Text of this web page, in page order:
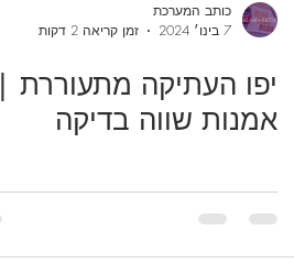
כותב המערכת
7 בינו׳ 2024
זמן קריאה 2 דקות
יפו העתיקה מתעוררת |
אמנות שווה בדיקה